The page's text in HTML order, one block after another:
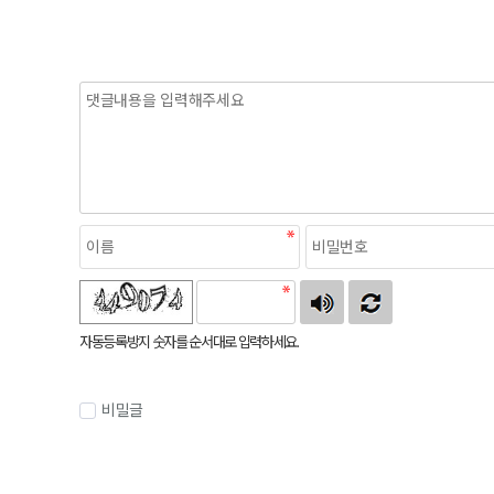
자동등록방지 숫자를 순서대로 입력하세요.
비밀글